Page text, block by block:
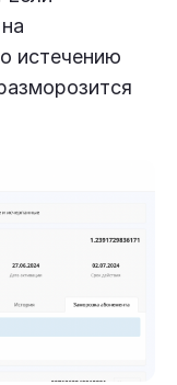
истечению